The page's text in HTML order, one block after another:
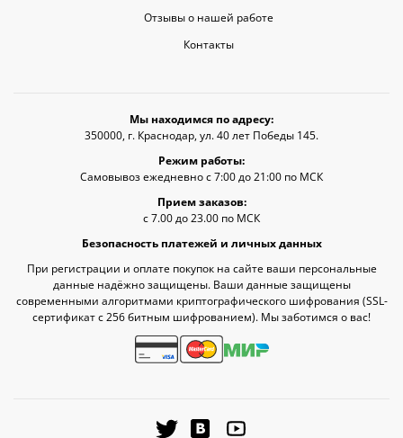
Отзывы о нашей работе
Контакты
Мы находимся по адресу:
350000, г. Краснодар, ул. 40 лет Победы 145.
Режим работы:
Самовывоз ежедневно с 7:00 до 21:00 по МСК
Прием заказов:
с 7.00 до 23.00 по МСК
Безопасность платежей и личных данных
При регистрации и оплате покупок на сайте ваши персональные
данные надёжно защищены. Ваши данные защищены
современными алгоритмами криптографического шифрования (SSL-
сертификат c 256 битным шифрованием). Мы заботимся о вас!